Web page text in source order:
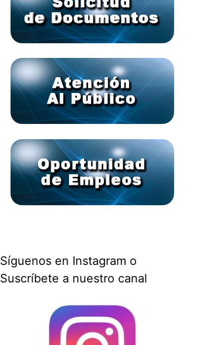
Síguenos en Instagram o
Suscríbete a nuestro canal